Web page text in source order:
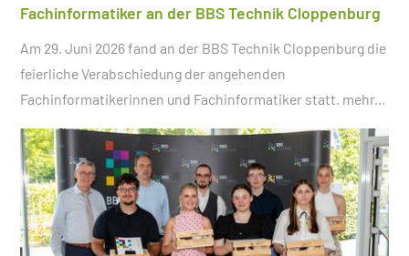
Fachinformatiker an der BBS Technik Cloppenburg
Am 29. Juni 2026 fand an der BBS Technik Cloppenburg die
feierliche Verabschiedung der angehenden
Fachinformatikerinnen und Fachinformatiker statt. mehr...